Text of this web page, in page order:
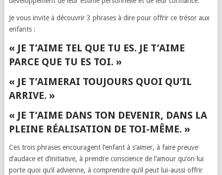
Je vous invite à découvrir 3 phrases à dire pour offrir ce trésor aux
enfants :
« JE T’AIME TEL QUE TU ES. JE T’AIME
PARCE QUE TU ES TOI. »
« JE T’AIMERAI TOUJOURS QUOI QU’IL
ARRIVE. »
« JE T’AIME DANS TON DEVENIR, DANS LA
PLEINE RÉALISATION DE TOI-MÊME. »
Ces trois phrases encouragent l’enfant à s’aimer, à faire preuve
d’audace et d’initiative, à prendre conscience de l’amour qu’on lui
porte quoi qu’il advienne, à comprendre qu’il peut lui-aussi offrir